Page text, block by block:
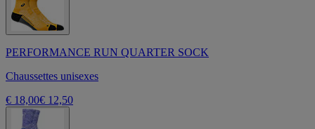
PERFORMANCE RUN QUARTER SOCK
Chaussettes unisexes
€ 18,00€ 12,50